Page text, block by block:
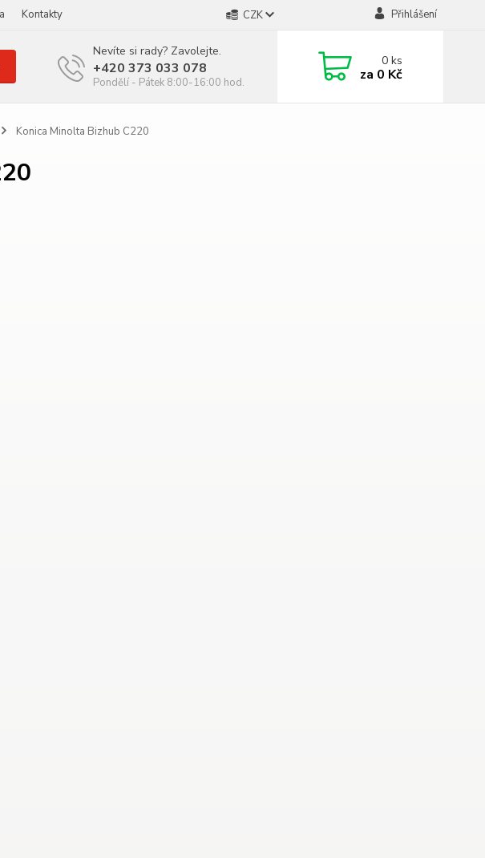
Kontakty CZK Přihlášení
Nevíte si rady? Zavolejte.
+420 373 033 078
Pondělí - Pátek 8:00-16:00 hod.
0ks
za 0 Kč
Konica Minolta Bizhub C220